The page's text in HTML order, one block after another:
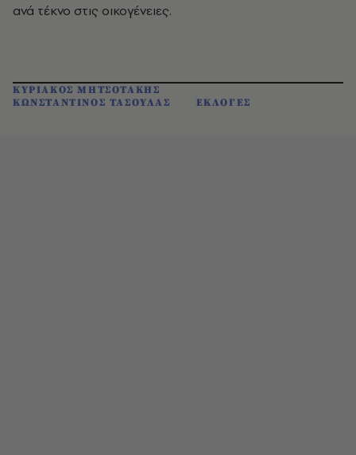
ανά τέκνο στις οικογένειες.
ΚΥΡΙΑΚΟΣ ΜΗΤΣΟΤΑΚΗΣ
ΚΩΝΣΤΑΝΤΙΝΟΣ ΤΑΣΟΥΛΑΣ
ΕΚΛΟΓΕΣ